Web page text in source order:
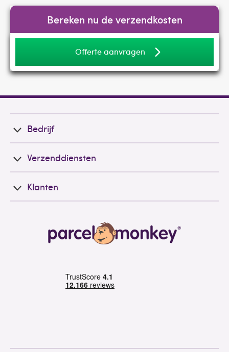
Bereken nu de verzendkosten
Offerte aanvragen
Bedrijf
Verzenddiensten
Klanten